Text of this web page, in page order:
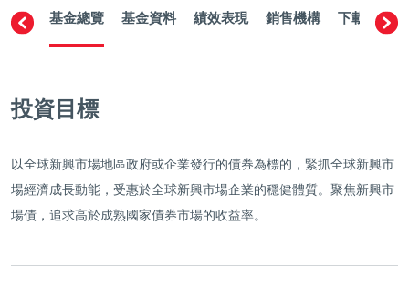
基金總覽 基金資料 績效表現 銷售機構 下載文件
投資目標
以全球新興市場地區政府或企業發行的債券為標的，緊抓全球新興市
場經濟成長動能，受惠於全球新興市場企業的穩健體質。聚焦新興市
場債，追求高於成熟國家債券市場的收益率。